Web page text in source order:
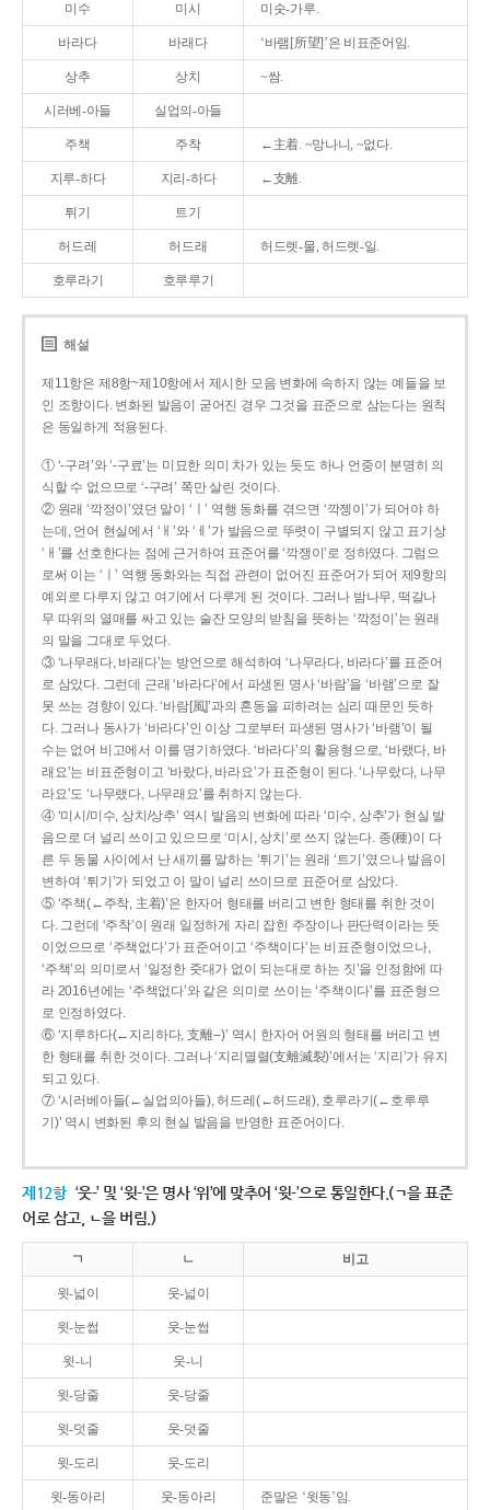
미수 미시 미숫-가루.
바라다 바래다 ‘바램[所望]’은 비표준어임.
상추 상치 ~쌈.
시러베-아들 실업의-아들
주책 주착 ←主着. ~망나니, ~없다.
지루-하다 지리-하다 ←支離.
튀기 트기
허드레 허드래 허드렛-물, 허드렛-일.
호루라기 호루루기
해설
제11항은 제8항~제10항에서 제시한 모음 변화에 속하지 않는 예들을 보
인 조항이다. 변화된 발음이 굳어진 경우 그것을 표준으로 삼는다는 원칙
은 동일하게 적용된다.
① ‘-구려’와 ‘-구료’는 미묘한 의미 차가 있는 듯도 하나 언중이 분명히 의
식할 수 없으므로 ‘-구려’ 쪽만 살린 것이다.
② 원래 ‘깍정이’였던 말이 ‘ㅣ’ 역행 동화를 겪으면 ‘깍젱이’가 되어야 하
는데, 언어 현실에서 ‘ㅐ’와 ‘ㅔ’가 발음으로 뚜렷이 구별되지 않고 표기상
‘ㅐ’를 선호한다는 점에 근거하여 표준어를 ‘깍쟁이’로 정하였다. 그럼으
로써 이는 ‘ㅣ’ 역행 동화와는 직접 관련이 없어진 표준어가 되어 제9항의
예외로 다루지 않고 여기에서 다루게 된 것이다. 그러나 밤나무, 떡갈나
무 따위의 열매를 싸고 있는 술잔 모양의 받침을 뜻하는 ‘깍정이’는 원래
의 말을 그대로 두었다.
③ ‘나무래다, 바래다’는 방언으로 해석하여 ‘나무라다, 바라다’를 표준어
로 삼았다. 그런데 근래 ‘바라다’에서 파생된 명사 ‘바람’을 ‘바램’으로 잘
못 쓰는 경향이 있다. ‘바람[風]’과의 혼동을 피하려는 심리 때문인 듯하
다. 그러나 동사가 ‘바라다’인 이상 그로부터 파생된 명사가 ‘바램’이 될
수는 없어 비고에서 이를 명기하였다. ‘바라다’의 활용형으로, ‘바랬다, 바
래요’는 비표준형이고 ‘바랐다, 바라요’가 표준형이 된다. ‘나무랐다, 나무
라요’도 ‘나무랬다, 나무래요’를 취하지 않는다.
④ ‘미시/미수, 상치/상추’ 역시 발음의 변화에 따라 ‘미수, 상추’가 현실 발
음으로 더 널리 쓰이고 있으므로 ‘미시, 상치’로 쓰지 않는다. 종(種)이 다
른 두 동물 사이에서 난 새끼를 말하는 ‘튀기’는 원래 ‘트기’였으나 발음이
변하여 ‘튀기’가 되었고 이 말이 널리 쓰이므로 표준어로 삼았다.
⑤ ‘주책(←주착, 主着)’은 한자어 형태를 버리고 변한 형태를 취한 것이
다. 그런데 ‘주착’이 원래 일정하게 자리 잡힌 주장이나 판단력이라는 뜻
이었으므로 ‘주책없다’가 표준어이고 ‘주책이다’는 비표준형이었으나,
‘주책’의 의미로서 ‘일정한 줏대가 없이 되는대로 하는 짓’을 인정함에 따
라 2016년에는 ‘주책없다’와 같은 의미로 쓰이는 ‘주책이다’를 표준형으
로 인정하였다.
⑥ ‘지루하다(←지리하다, 支離--)’ 역시 한자어 어원의 형태를 버리고 변
한 형태를 취한 것이다. 그러나 ‘지리멸렬(支離滅裂)’에서는 ‘지리’가 유지
되고 있다.
⑦ ‘시러베아들(←실업의아들), 허드레(←허드래), 호루라기(←호루루
기)’ 역시 변화된 후의 현실 발음을 반영한 표준어이다.
제12항 ‘웃-’ 및 ‘윗-’은 명사 ‘위’에 맞추어 ‘윗-’으로 통일한다.(ㄱ을 표준
어로 삼고, ㄴ을 버림.)
ㄱ ㄴ 비고
윗-넓이 웃-넓이
윗-눈썹 웃-눈썹
윗-니 웃-니
윗-당줄 웃-당줄
윗-덧줄 웃-덧줄
윗-도리 웃-도리
윗-동아리 웃-동아리 준말은 ‘윗동’임.